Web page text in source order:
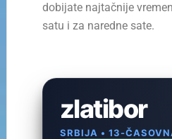
dobijate najtačnije
satu i za naredne sate.
zlatibor
SRBIJA • 13-